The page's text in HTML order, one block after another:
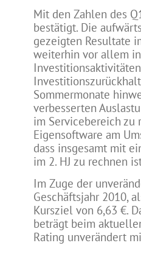
Mit den Zahlen des
bestätigt. Die
gezeigten Resultate
weiterhin vor allem
Sommermonate
verbesserten
im Servicebereich zu
Eigensoftware am
dass insgesamt mit
im 2. HJ zu rechnen
Im Zuge der
Geschäftsjahr 2010,
Kursziel von 6,63 €.
beträgt beim
Rating unverändert